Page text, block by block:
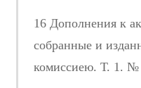
16 Дополнения к
собранные и
комиссиею. Т. 1.